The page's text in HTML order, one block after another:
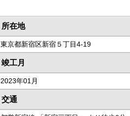
所在地
東京都新宿区新宿５丁目4-19
竣工月
2023年01月
交通